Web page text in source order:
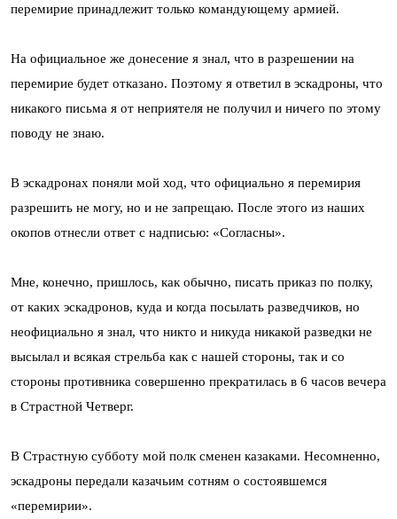
перемирие принадлежит только командующему армией.
На официальное же донесение я знал, что в разрешении на
перемирие будет отказано. Поэтому я ответил в эскадроны, что
никакого письма я от неприятеля не получил и ничего по этому
поводу не знаю.
В эскадронах поняли мой ход, что официально я перемирия
разрешить не могу, но и не запрещаю. После этого из наших
окопов отнесли ответ с надписью: «Согласны».
Мне, конечно, пришлось, как обычно, писать приказ по полку,
от каких эскадронов, куда и когда посылать разведчиков, но
неофициально я знал, что никто и никуда никакой разведки не
высылал и всякая стрельба как с нашей стороны, так и со
стороны противника совершенно прекратилась в 6 часов вечера
в Страстной Четверг.
В Страстную субботу мой полк сменен казаками. Несомненно,
эскадроны передали казачьим сотням о состоявшемся
«перемирии».